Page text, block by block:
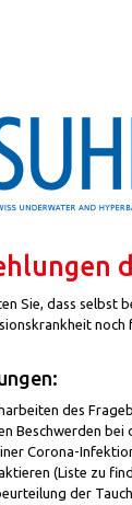
Sie, dass selbst
noch
des
Beschwerden bei
Corona-
(Liste zu
der